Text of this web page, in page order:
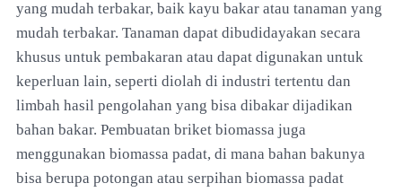
yang mudah terbakar, baik kayu bakar atau tanaman yang
mudah terbakar. Tanaman dapat dibudidayakan secara
khusus untuk pembakaran atau dapat digunakan untuk
keperluan lain, seperti diolah di industri tertentu dan
limbah hasil pengolahan yang bisa dibakar dijadikan
bahan bakar. Pembuatan briket biomassa juga
menggunakan biomassa padat, di mana bahan bakunya
bisa berupa potongan atau serpihan biomassa padat